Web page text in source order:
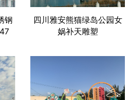
钢
四川雅安熊猫绿岛公园女
娲补天雕塑